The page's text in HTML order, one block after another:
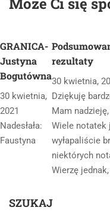
GRANICA-
Justyna
Bogutówna
30 kwietnia,
2021
Nadesłała:
Faustyna
rezultaty
30 kwietnia,
Dziękuję
Mam
Wiele notatek
wyłapaliście
niektórych
Wierzę
SZUKAJ